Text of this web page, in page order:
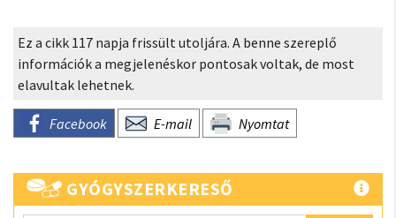
Ez a cikk 117 napja frissült utoljára. A benne szereplő
információk a megjelenéskor pontosak voltak, de most
elavultak lehetnek.
Facebook E-mail Nyomtat
GYÓGYSZERKERESŐ